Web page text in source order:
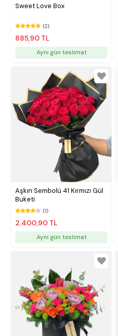
Sweet Love Box
(2)
885,90 TL
Aynı gün teslimat
Aşkın Sembolü 41 Kırmızı Gül
Buketi
(1)
2.400,90 TL
Aynı gün teslimat